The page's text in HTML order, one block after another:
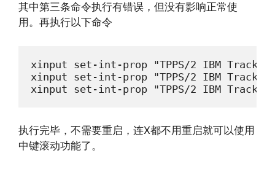
其中第三条命令执行有错误，但没有影响正常使
用。再执行以下命令
xinput set-int-prop "TPPS/2 IBM
xinput set-int-prop "TPPS/2 IBM
xinput set-int-prop "TPPS/2 IBM
执行完毕，不需要重启，连X都不用重启就可以使用
中键滚动功能了。